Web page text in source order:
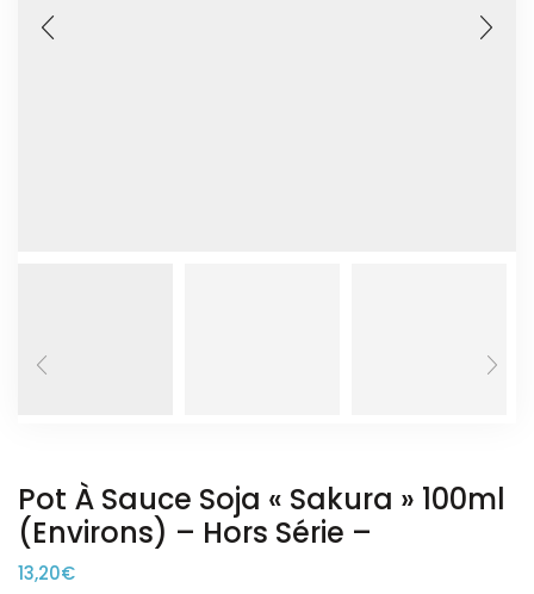
Pot À Sauce Soja « Sakura » 100ml
(environs) – Hors Série –
13,20€